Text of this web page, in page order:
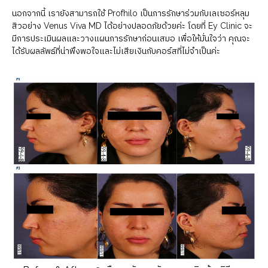
นอกจากนี้ เรายังสามารถใช้ Profhilo เป็นการรักษาร่วมกับเลเซอร์หลุม
สิวอย่าง Venus Viva MD ได้อย่างปลอดภัยด้วยค่ะ โดยที่ Ey Clinic จะ
มีการประเมินผลและวางแผนการรักษาก่อนเสมอ เพื่อให้มั่นใจว่า คุณจะ
ได้รับผลลัพธ์ที่น่าพึงพอใจและไม่เสียเงินกับคอร์สที่ไม่จำเป็นค่ะ